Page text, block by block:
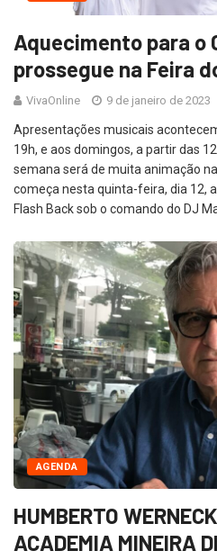
Aquecimento para o
prossegue na Feira
VivaOnline 9 de janeiro de 2023
Apresentações musicais
19h, e aos domingos, a partir das
semana será de muita animação
começa nesta quinta-feira, dia 12,
Flash Back sob o comando do DJ
AGENDA
HUMBERTO
ACADEMIA MINEIRA